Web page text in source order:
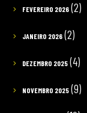
FEVEREIRO 2026(2)
JANEIRO 2026(2)
DEZEMBRO 2025(4)
NOVEMBRO 2025(9)